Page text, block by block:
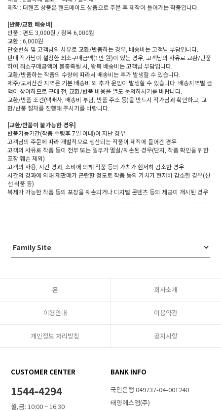
제작 : 더핸즈 상품은 핸드메이드 상품으로 주문 후 제작이 들어가는 작품입니다.
[반품/교환 배송비]
반품 : 편도 3,000원 / 왕복 6,000원
교환 : 6,000원
단순변심 및 고객님의 사유로 교환/반품하는 경우, 배송비는 고객님 부담입니다.
판매 작가님이 설정한 최소구매금액(1만 원)이 있는 경우, 고객님의 사유로 교환/반품
하여 최소구매금액이 불충족될 시, 왕복 배송비는 고객님 부담입니다.
교환/반품하는 작품의 수량에 따라서 배송비는 추가 발생할 수 있습니다.
제주/도서산간 지역은 기본 배송비 외 추가 운임이 발생할 수 있습니다. 배송지역별 금
액이 상이하므로 구매 전, 교환/반품 비용을 별도 문의하시기를 바랍니다.
교환/반품 조건(택배사, 배송비 부담, 반품 주소 등)을 반드시 작가님과 확인하고, 교
환/반품 절차를 진행해 주시기를 바랍니다.
[교환/반품이 불가능한 경우]
반품가능기간(작품 수령후 7일 이내)이 지난 경우
고객님의 주문에 따라 개별적으로 생산되는 작품이 제작에 들어간 경우
고객의 사유로 작품 등이 전부 또는 일부가 멸실/훼손된 경우(단지, 작품 확인을 위한
포장 훼손 제외)
고객의 사용, 시간 경과, 소비에 의해 작품 등의 가치가 현저히 감소한 경우
시간의 경과에 의해 재판매가 곤란할 정도로 작품 등의 가치가 현저히 감소한 경우(신
선 식품 등)
복제가 가능한 작품 등의 포장을 훼손되거나 디지털 콘텐츠 등의 제공이 개시된 경우
홈 회사소개
이용안내 이용약관
개인정보 처리방침 공지사항
CUSTOMER CENTER
1544-4294
월,금: 10:00 ~ 16:30
BANK INFO
국민은행 049737-04-001240
태양에스엠(주)